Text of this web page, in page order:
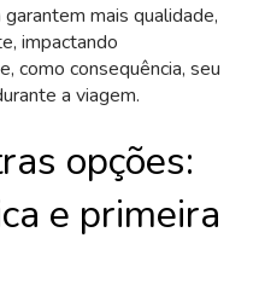
mais qualidade,
impactando
como consequência, seu
a viagem.
opções:
e primeira